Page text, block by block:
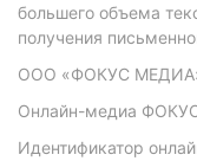
большего объема
получения
ООО «ФОКУС
Онлайн-медиа
Идентификатор